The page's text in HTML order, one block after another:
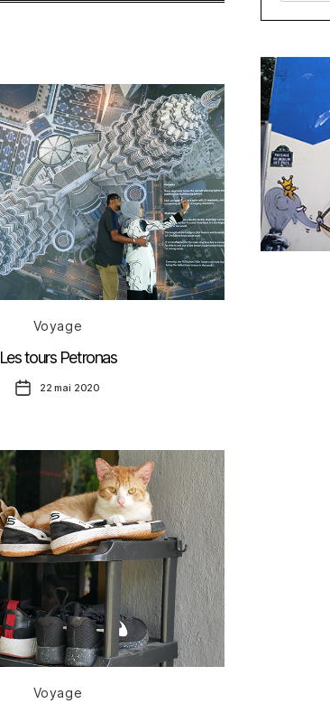
Voyage
Les tours Petronas
Date22 mai 2020
Voyage